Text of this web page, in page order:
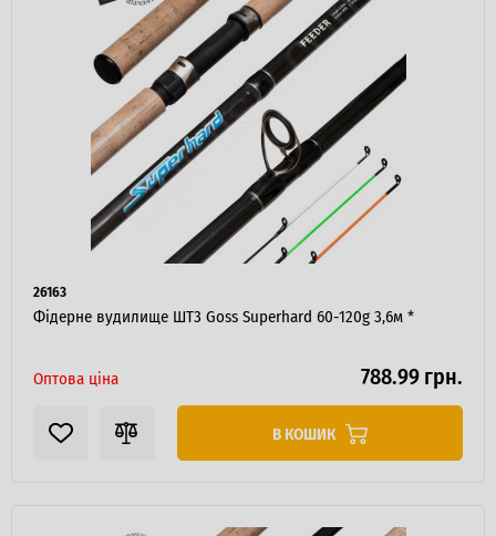
26163
Фідерне вудилище ШТ3 Goss Superhard 60-120g 3,6м *
Оптова ціна 788.99 грн.
В КОШИК
ІНТЕРНЕТ-МАГАЗИН